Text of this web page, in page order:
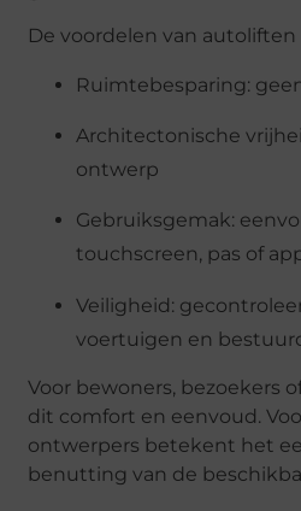
De voordelen van autoliften
Ruimtebesparing:
Architectonische
ontwerp
Gebruiksgemak:
touchscreen, pas of
Veiligheid:
voertuigen en
Voor bewoners, bezoekers
dit comfort en eenvoud.
ontwerpers betekent het
benutting van de